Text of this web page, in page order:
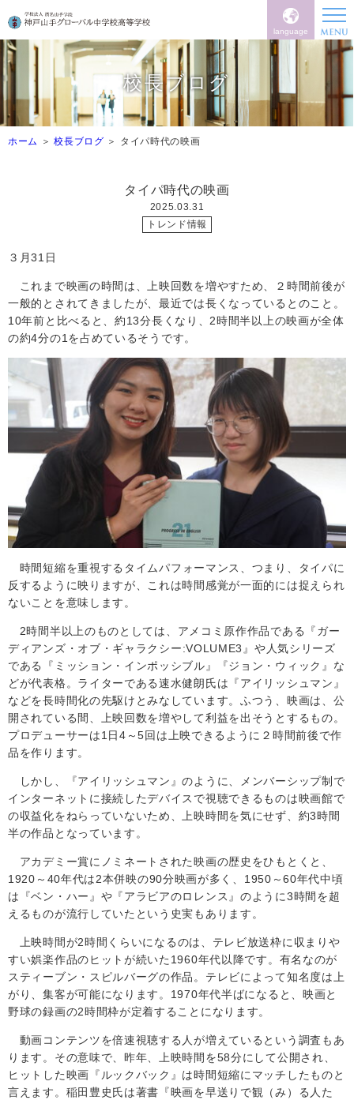
language
校長ブログ
ホーム 校長ブログ タイパ時代の映画
タイパ時代の映画
2025.03.31
トレンド情報
３月31日
これまで映画の時間は、上映回数を増やすため、２時間前後が
一般的とされてきましたが、最近では長くなっているとのこと。
10年前と比べると、約13分長くなり、2時間半以上の映画が全体
の約4分の1を占めているそうです。
時間短縮を重視するタイムパフォーマンス、つまり、タイパに
反するように映りますが、これは時間感覚が一面的には捉えられ
ないことを意味します。
2時間半以上のものとしては、アメコミ原作作品である『ガー
ディアンズ・オブ・ギャラクシー:VOLUME3』 や人気シリーズ
である『ミッション・インポッシブル』『ジョン・ウィック』な
どが代表格。ライターである速水健朗氏は『アイリッシュマン』
などを長時間化の先駆けとみなしています。ふつう、映画は、公
開されている間、上映回数を増やして利益を出そうとするもの。
プロデューサーは1 日4 ～5回は上映できるように２時間前後で作
品を作ります。
しかし、『アイリッシュマン』のように、メンバーシップ制で
インターネットに接続したデバイスで視聴できるものは映画館で
の収益化をねらっていないため、上映時間を気にせず、約3時間
半の作品となっています。
アカデミー賞にノミネートされた映画の歴史をひもとくと、
1920 ～ 40年代は2本併映の90分映画が多く、1950 ～60年代中頃
は『ベン・ハー』や『アラビアのロレンス』のように3時間を超
えるものが流行していたという史実もあります。
上映時間が2時間くらいになるのは、テレビ放送枠に収まりや
すい娯楽作品のヒットが続いた1960年代以降です。有名なのが
スティーブン・スピルバーグの作品。テレビによって知名度は上
がり、集客が可能になります。1970年代半ばになると、映画と
野球の録画の2時間枠が定着することになります。
動画コンテンツを倍速視聴する人が増えているという調査もあ
ります。その意味で、昨年、上映時間を58分にして公開され、
ヒットした映画『ルックバック』は時間短縮にマッチしたものと
言えます。稲田豊史氏は著書『映画を早送りで観（み）る人た